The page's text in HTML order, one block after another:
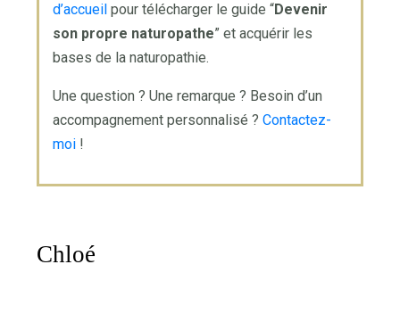
d’accueil pour télécharger le guide “Devenir
son propre naturopathe” et acquérir les
bases de la naturopathie.
Une question ? Une remarque ? Besoin d’un
accompagnement personnalisé ? Contactez-
moi !
Chloé